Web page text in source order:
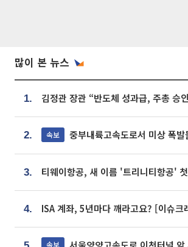
많이 본 뉴스
1.
2. 속보 중부내륙고속도로서 미상 폭발
3.
4. ISA 계좌, 5년마다 깨라고요? [이슈크
속보